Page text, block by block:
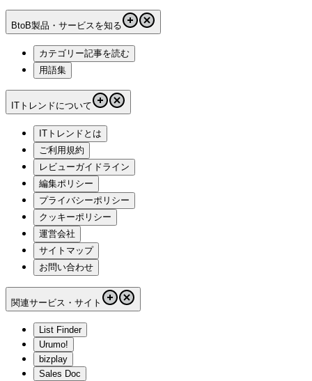
BtoB製品・サービスを知る
カテゴリー記事を読む
用語集
ITトレンドについて
ITトレンドとは
ご利用規約
レビューガイドライン
編集ポリシー
プライバシーポリシー
クッキーポリシー
運営会社
サイトマップ
お問い合わせ
関連サービス・サイト
List Finder
Urumo!
bizplay
Sales Doc